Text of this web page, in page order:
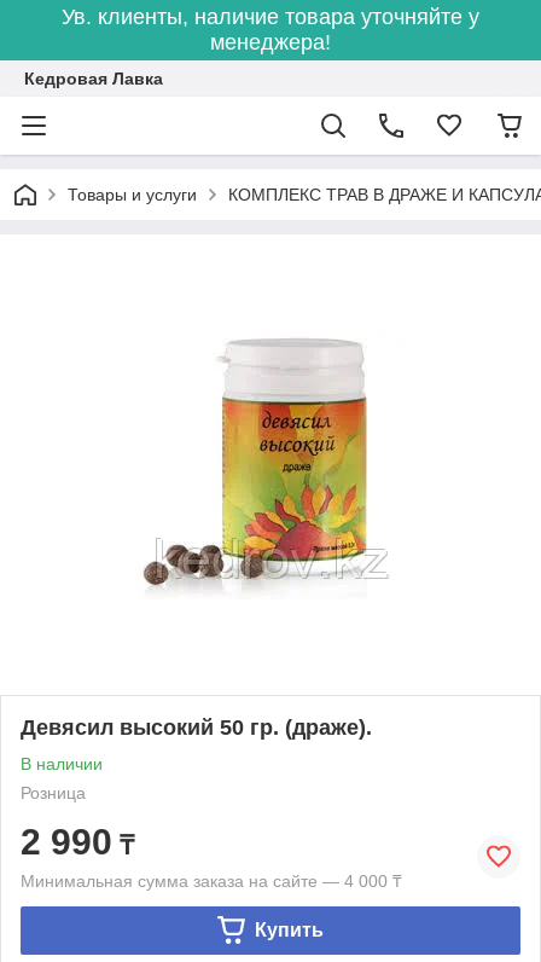
Ув. клиенты, наличие товара уточняйте у
менеджера!
Кедровая Лавка
Товары и услуги КОМПЛЕКС ТРАВ В ДРАЖЕ И
Девясил высокий 50 гр. (драже).
В наличии
Розница
2 990 ₸
Минимальная сумма заказа на сайте — 4 000 ₸
Купить